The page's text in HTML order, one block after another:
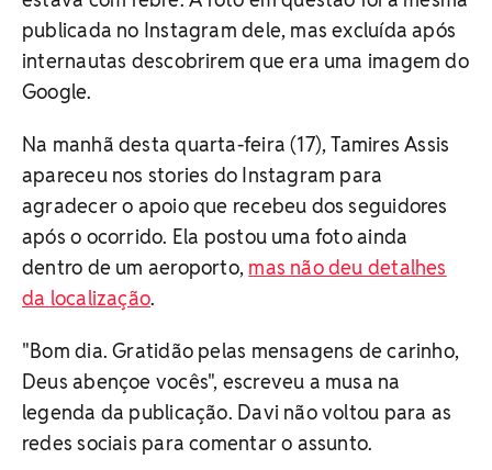
publicada no Instagram dele, mas excluída após
internautas descobrirem que era uma imagem do
Google.
Na manhã desta quarta-feira (17), Tamires Assis
apareceu nos stories do Instagram para
agradecer o apoio que recebeu dos seguidores
após o ocorrido. Ela postou uma foto ainda
dentro de um aeroporto, mas não deu detalhes
da localização.
"Bom dia. Gratidão pelas mensagens de carinho,
Deus abençoe vocês", escreveu a musa na
legenda da publicação. Davi não voltou para as
redes sociais para comentar o assunto.